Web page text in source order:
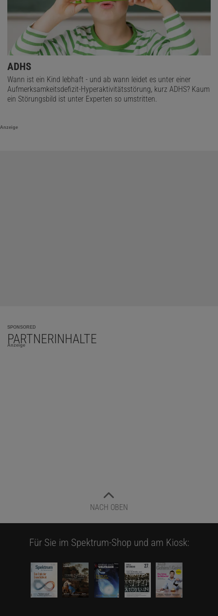
ADHS
Wann ist ein Kind lebhaft - und ab wann leidet es unter einer
Aufmerksamkeitsdefizit-Hyperaktivitätsstörung, kurz ADHS? Kaum
ein Störungsbild ist unter Experten so umstritten.
Anzeige
SPONSORED
PARTNERINHALTE
Anzeige
NACH OBEN
Für Sie im Spektrum-Shop und am Kiosk: